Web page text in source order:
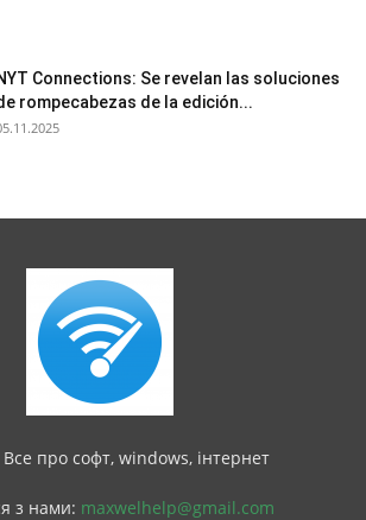
Connections: Se revelan las soluciones
rompecabezas de la edición...
про софт, windows, інтернет
з нами: maxwelhelp@gmail.com